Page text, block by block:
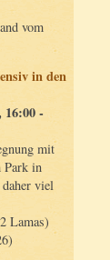
vom
in den
16:00 -
mit
Park in
viel
Lamas)